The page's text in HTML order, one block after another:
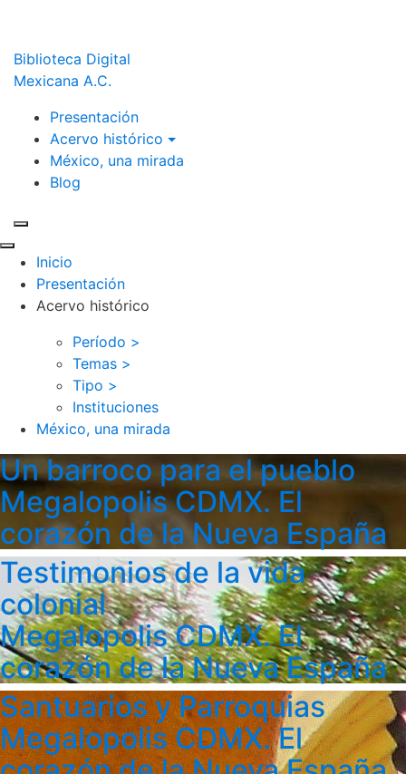
Biblioteca Digital
Mexicana A.C.
Presentación
Acervo histórico
México, una mirada
Blog
Inicio
Presentación
Acervo histórico
Período >
Temas >
Tipo >
Instituciones
México, una mirada
Un barroco para el pueblo
Megalopolis CDMX. El
corazón de la Nueva España
Testimonios de la vida
colonial
Megalopolis CDMX. El
corazón de la Nueva España
Santuarios y Parroquias
Megalopolis CDMX. El